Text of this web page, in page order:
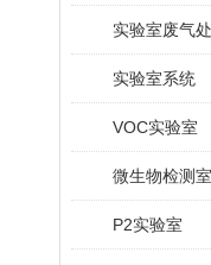
实验室废气
实验室系统
VOC实验室
微生物检测室
P2实验室